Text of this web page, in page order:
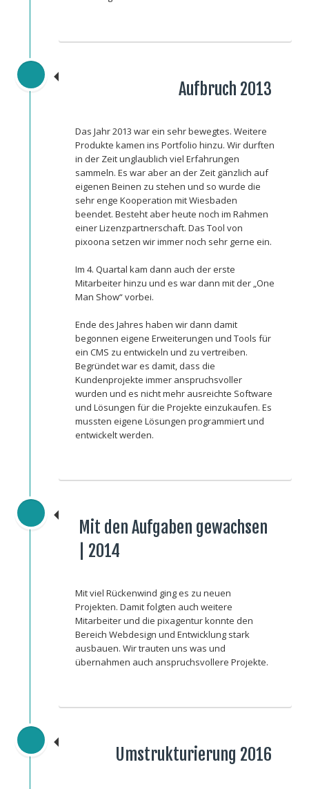
Aufbruch 2013
Das Jahr 2013 war ein sehr bewegtes. Weitere
Produkte kamen ins Portfolio hinzu. Wir durften
in der Zeit unglaublich viel Erfahrungen
sammeln. Es war aber an der Zeit gänzlich auf
eigenen Beinen zu stehen und so wurde die
sehr enge Kooperation mit Wiesbaden
beendet. Besteht aber heute noch im Rahmen
einer Lizenzpartnerschaft. Das Tool von
pixoona setzen wir immer noch sehr gerne ein.
Im 4. Quartal kam dann auch der erste
Mitarbeiter hinzu und es war dann mit der „One
Man Show“ vorbei.
Ende des Jahres haben wir dann damit
begonnen eigene Erweiterungen und Tools für
ein CMS zu entwickeln und zu vertreiben.
Begründet war es damit, dass die
Kundenprojekte immer anspruchsvoller
wurden und es nicht mehr ausreichte Software
und Lösungen für die Projekte einzukaufen. Es
mussten eigene Lösungen programmiert und
entwickelt werden.
Mit den Aufgaben gewachsen
| 2014
Mit viel Rückenwind ging es zu neuen
Projekten. Damit folgten auch weitere
Mitarbeiter und die pixagentur konnte den
Bereich Webdesign und Entwicklung stark
ausbauen. Wir trauten uns was und
übernahmen auch anspruchsvollere Projekte.
Umstrukturierung 2016